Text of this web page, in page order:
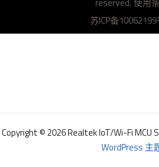
u
b
使用
苏ICP备
Copyright © 2026 Realtek IoT/Wi-Fi MCU
WordPress 主